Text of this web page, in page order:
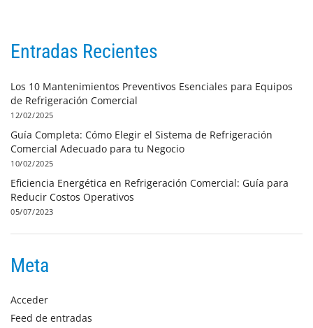
Entradas Recientes
Los 10 Mantenimientos Preventivos Esenciales para Equipos
de Refrigeración Comercial
12/02/2025
Guía Completa: Cómo Elegir el Sistema de Refrigeración
Comercial Adecuado para tu Negocio
10/02/2025
Eficiencia Energética en Refrigeración Comercial: Guía para
Reducir Costos Operativos
05/07/2023
Meta
Acceder
Feed de entradas